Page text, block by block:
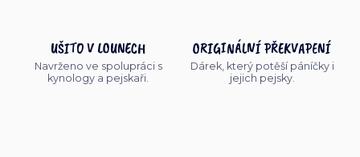
UŠITO V LOUNECH
Navrženo ve spolupráci s
kynology a pejskaři.
ORIGINÁLNÍ PŘEKVAPENÍ
Dárek, který potěší páníčky i
jejich pejsky.